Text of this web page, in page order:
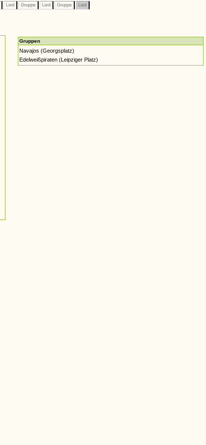
Lied Gruppe Lied Gruppe Lied
Gruppen
Navajos (Georgsplatz)
Edelweißpiraten (Leipziger Platz)